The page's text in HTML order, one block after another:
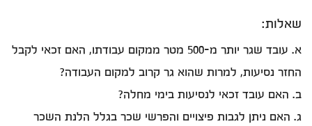
שאלות:
א. עובד שגר יותר מ-500 מטר ממקום עבודתו, האם זכאי לקבל
החזר נסיעות, למרות שהוא גר קרוב למקום העבודה?
ב. האם עובד זכאי לנסיעות בימי מחלה?
ג. האם ניתן לגבות פיצויים והפרשי שכר בגלל הלנת השכר